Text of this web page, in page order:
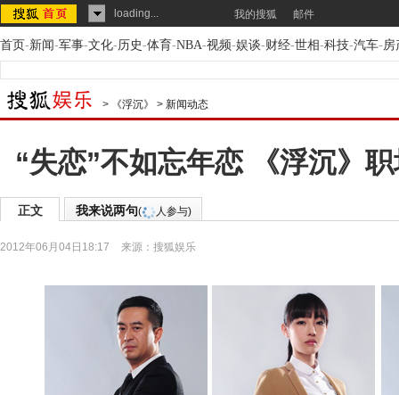
loading... 我的搜狐 邮件
首页-新闻-军事-文化-历史-体育-NBA-视频-娱谈-财经-世相-科技-汽车-房
> 《浮沉》 > 新闻动态
“失恋”不如忘年恋 《浮沉》
正文 我来说两句( 人参与)
2012年06月04日18:17 来源： 搜狐娱乐